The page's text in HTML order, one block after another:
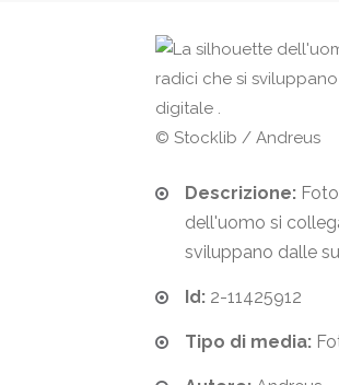
© Stocklib / Andreus
Descrizione:
dell'uomo si
sviluppano dalle
Id: 2-11425912
Tipo di media: